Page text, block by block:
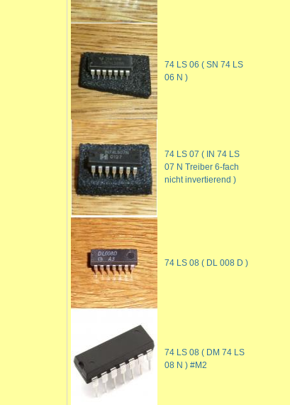
74 LS 06 ( SN 74 LS
06 N )
74 LS 07 ( IN 74 LS
07 N Treiber 6-fach
nicht invertierend )
74 LS 08 ( DL 008 D )
74 LS 08 ( DM 74 LS
08 N ) #M2